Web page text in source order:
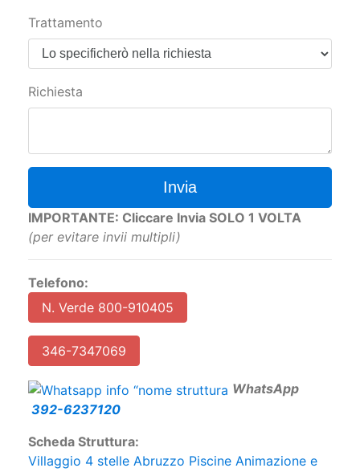
Trattamento
Richiesta
Invia
IMPORTANTE: Cliccare Invia SOLO 1 VOLTA
(per evitare invii multipli)
Telefono:
N. Verde 800-910405
346-7347069
WhatsApp
392-6237120
Scheda Struttura:
Villaggio 4 stelle Abruzzo Piscine Animazione e